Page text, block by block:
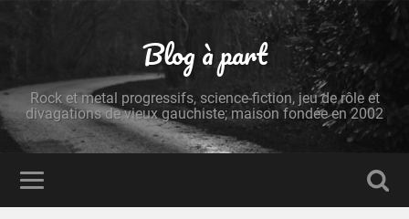
Blog à part
Rock et metal progressifs, science-fiction, jeu de rôle et
divagations de vieux gauchiste; maison fondée en 2002